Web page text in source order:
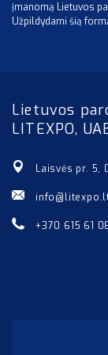
įmanomą Lietuvos
Užpildydami šią
Lietuvos
LITEXPO,
Laisvės pr. 5,
+370 615 61